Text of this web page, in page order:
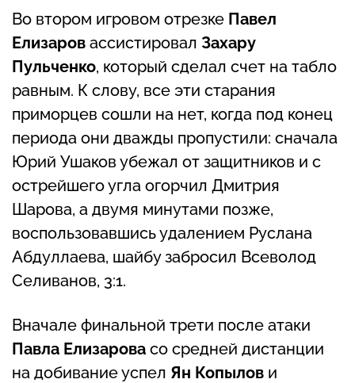
Во втором игровом отрезке Павел
Елизаров ассистировал Захару
Пульченко, который сделал счет на табло
равным. К слову, все эти старания
приморцев сошли на нет, когда под конец
периода они дважды пропустили: сначала
Юрий Ушаков убежал от защитников и с
острейшего угла огорчил Дмитрия
Шарова, а двумя минутами позже,
воспользовавшись удалением Руслана
Абдуллаева, шайбу забросил Всеволод
Селиванов, 3:1.
Вначале финальной трети после атаки
Павла Елизарова со средней дистанции
на добивание успел Ян Копылов и